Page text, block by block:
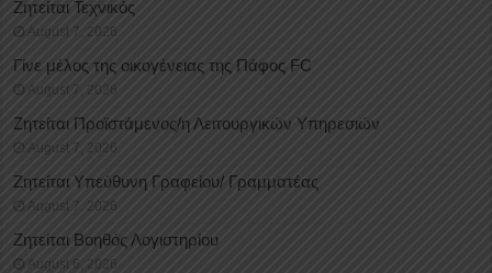
Ζητείται Τεχνικός
August 7, 2026
Γίνε μέλος της οικογένειας της Πάφος FC
August 7, 2026
Ζητείται Προϊστάμενος/η Λειτουργικών Υπηρεσιών
August 7, 2026
Ζητείται Υπεύθυνη Γραφείου/ Γραμματέας
August 7, 2026
Ζητείται Βοηθός Λογιστηρίου
August 6, 2026